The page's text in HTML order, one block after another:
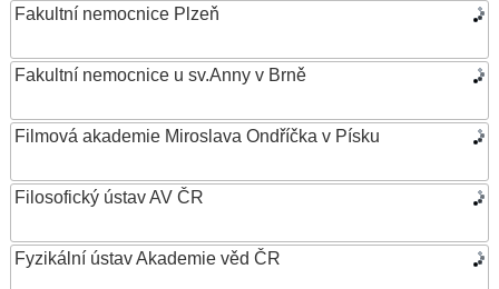
Fakultní nemocnice Plzeň
Fakultní nemocnice u sv.Anny v Brně
Filmová akademie Miroslava Ondříčka v Písku
Filosofický ústav AV ČR
Fyzikální ústav Akademie věd ČR